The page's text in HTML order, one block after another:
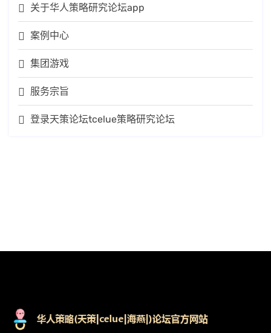
关于华人策略研究论坛app
案例中心
集团游戏
服务宗旨
登录天策论坛tcelue策略研究论坛